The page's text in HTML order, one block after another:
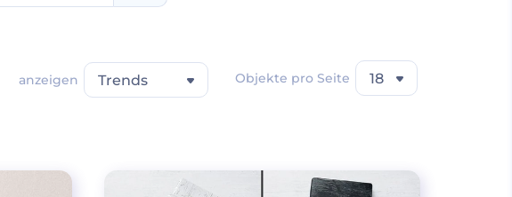
anzeigen Trends Objekte pro Seite 18